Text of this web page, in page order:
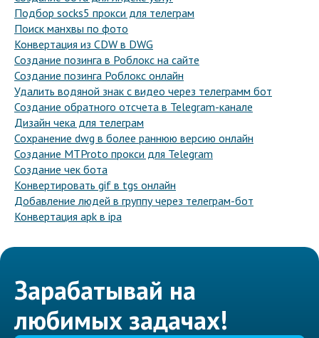
Подбор socks5 прокси для телеграм
Поиск манхвы по фото
Конвертация из CDW в DWG
Создание позинга в Роблокс на сайте
Создание позинга Роблокс онлайн
Удалить водяной знак с видео через телеграмм бот
Создание обратного отсчета в Telegram-канале
Дизайн чека для телеграм
Сохранение dwg в более раннюю версию онлайн
Создание MTProto прокси для Telegram
Создание чек бота
Конвертировать gif в tgs онлайн
Добавление людей в группу через телеграм-бот
Конвертация apk в ipa
Зарабатывай на
любимых задачах!